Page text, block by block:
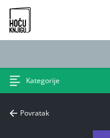
Hoću knjigu crni logo
Kategorije
Povratak